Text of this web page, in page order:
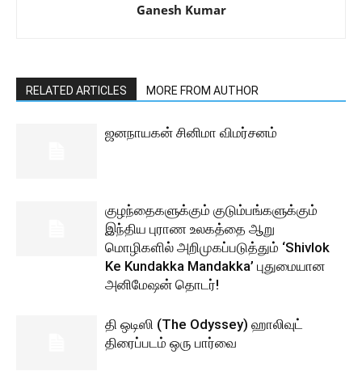
Ganesh Kumar
RELATED ARTICLES MORE FROM AUTHOR
ஜனநாயகன் சினிமா விமர்சனம்
குழந்தைகளுக்கும் குடும்பங்களுக்கும்
இந்திய புராண உலகத்தை ஆறு
மொழிகளில் அறிமுகப்படுத்தும் ‘Shivlok
Ke Kundakka Mandakka’ புதுமையான
அனிமேஷன் தொடர்!
தி ஒடிஸி (The Odyssey) ஹாலிவுட்
திரைப்படம் ஒரு பார்வை